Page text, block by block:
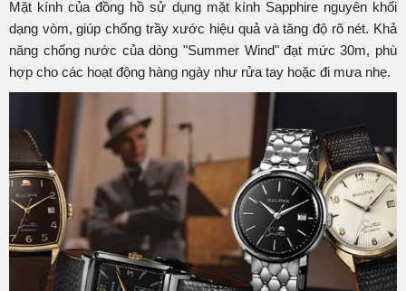
Mặt kính của đồng hồ sử dụng mặt kính Sapphire nguyên khối
dạng vòm, giúp chống trầy xước hiệu quả và tăng độ rõ nét. Khả
năng chống nước của dòng "Summer Wind" đạt mức 30m, phù
hợp cho các hoạt động hàng ngày như rửa tay hoặc đi mưa nhẹ.